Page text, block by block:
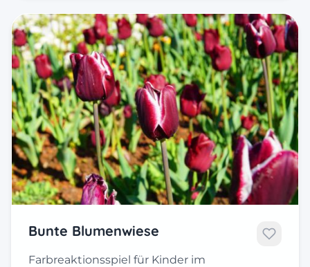
Bunte Blumenwiese
Farbreaktionsspiel für Kinder im